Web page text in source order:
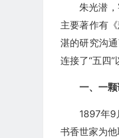
朱光潜
主要著作有
湛的研究沟
连接了“五四
一、一
1897年9
书香世家为